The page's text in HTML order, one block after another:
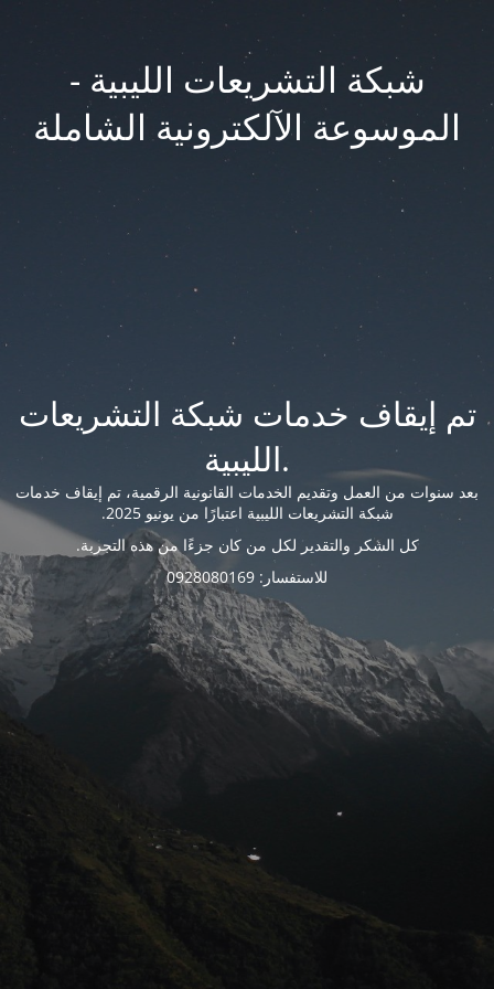
شبكة التشريعات الليبية -
الموسوعة الآلكترونية الشاملة
تم إيقاف خدمات شبكة التشريعات
الليبية.
بعد سنوات من العمل وتقديم الخدمات القانونية الرقمية، تم إيقاف خدمات
شبكة التشريعات الليبية اعتبارًا من يونيو 2025.
كل الشكر والتقدير لكل من كان جزءًا من هذه التجربة.
للاستفسار: 0928080169